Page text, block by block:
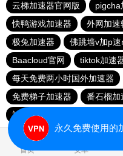
云梯加速器官网版
pigcha
快鸭游戏加速器
外网加速
极兔加速器
佛跳墙v加p速
Baacloud官网
tiktok加速
每天免费两小时国外加速器
免费梯子加速器
番石榴加
神灯加速npv官网
首页 安卓
永久免费使用的